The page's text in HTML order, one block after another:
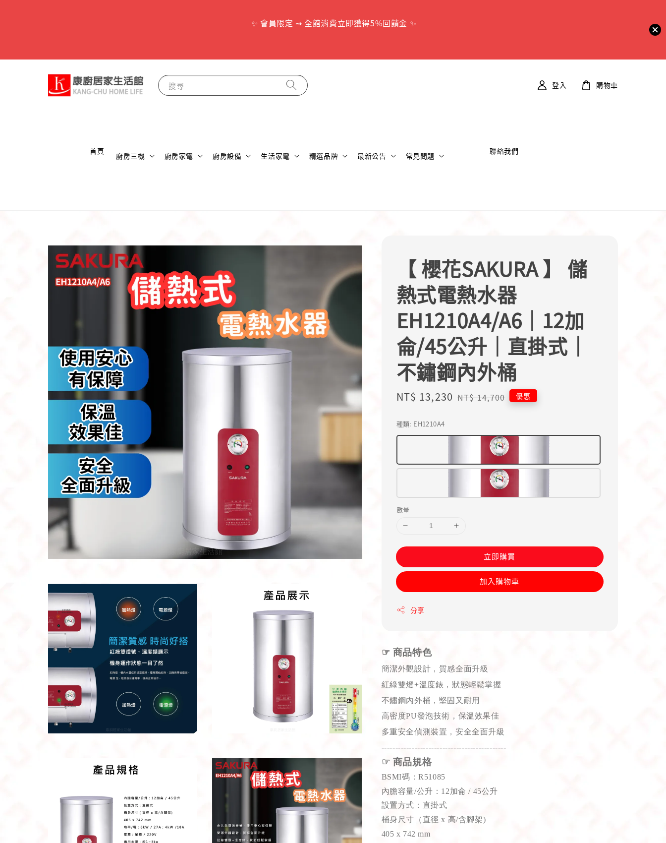
搜尋
廚房三機 廚房家電 廚房設備 生活家電 精選品牌 最新公告 常見問題
                    聯絡我們
登入 購物車
【 櫻花SAKURA 】 儲
熱式電熱水器
EH1210A4/A6｜12加
侖/45公升｜直掛式｜
不鏽鋼內外桶
Sale
NT$ 13,230 Regular
NT$ 14,700 優惠
種類: EH1210A4
數量
立即購買
加入購物車
分享
☞ 商品特色
簡潔外觀設計，質感全面升級
紅綠雙燈+溫度錶，狀態輕鬆掌握
不鏽鋼內外桶，堅固又耐用
高密度PU發泡技術，保溫效果佳
多重安全偵測裝置，安全全面升級
---------------------------------------------
☞ 商品規格
BSMI碼：R51085
內膽容量/公升：12加侖 / 45公升
設置方式：直掛式
桶身尺寸（直徑 x 高/含腳架)
405 x 742 mm